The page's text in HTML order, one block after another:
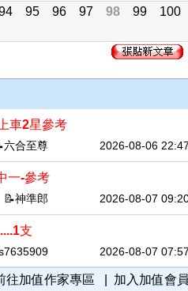
95 96 97 98 99
100
車2星參考
六合至尊 2026-08-06
一-參考
神準郎 2026-08-07
支
2026-08-07
往加值作家專區 加入加值會